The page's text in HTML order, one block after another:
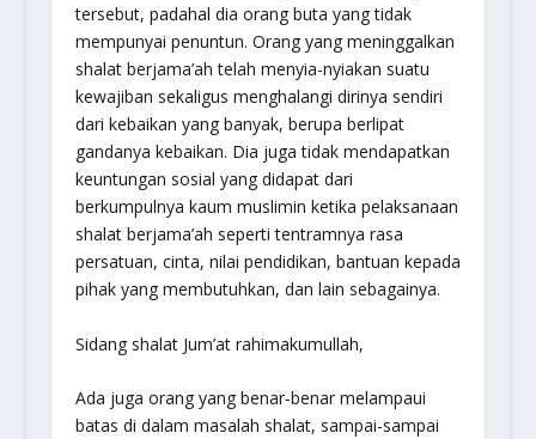
tersebut, padahal dia orang buta yang tidak
mempunyai penuntun. Orang yang meninggalkan
shalat berjama’ah telah menyia-nyiakan suatu
kewajiban sekaligus menghalangi dirinya sendiri
dari kebaikan yang banyak, berupa berlipat
gandanya kebaikan. Dia juga tidak mendapatkan
keuntungan sosial yang didapat dari
berkumpulnya kaum muslimin ketika pelaksanaan
shalat berjama’ah seperti tentramnya rasa
persatuan, cinta, nilai pendidikan, bantuan kepada
pihak yang membutuhkan, dan lain sebagainya.
Sidang shalat Jum’at rahimakumullah,
Ada juga orang yang benar-benar melampaui
batas di dalam masalah shalat, sampai-sampai